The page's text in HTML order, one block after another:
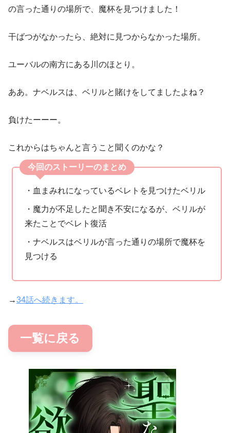
の言った通りの場所で、魔杯を見つけました！
干ばつがなかったら、絶対に見つからなかった場所。
ユーバルの南方にある川のほとり。
ああ。ナベルスは、ベリルと賭けをしてましたよね？
負けたーーー。
これからはちゃんと言うこと聞くのかな？
今回のストーリーのまとめ
・血まみれになっているベレトを見つけたベリル
・魔力が不足したと聞き不安になるが、ベリルが
来たことでベレト復活
・ナベルスはベリルが言った通りの場所で魔杯を
見つける
→34話へ続きます。
一覧に戻る